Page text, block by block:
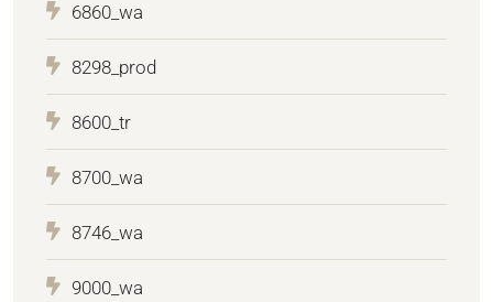
6860_wa
8298_prod
8600_tr
8700_wa
8746_wa
9000_wa